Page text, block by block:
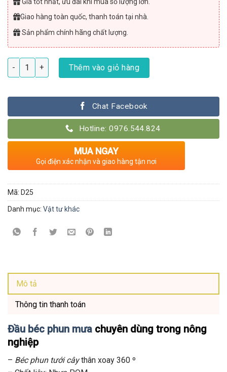
Giao hàng toàn quốc, thanh toán tại nhà.
Sản phẩm chính hãng chất lượng.
Đầu béc phun mưa kèm đầu ren số lượng
Thêm vào giỏ hàng
Chat Facebook
Hotline: 0976.544.824
MUA NGAY
Gọi điện xác nhận và giao hàng tận nơi
Mã: D25
Danh mục: Vật tư khác
Mô tả
Thông tin thanh toán
Đầu béc phun mưa chuyên dùng trong nông
nghiệp
– Béc phun tưới câythân xoay 360 º